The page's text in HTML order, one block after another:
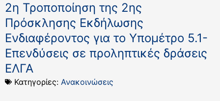
2η Τροποποίηση της 2ης
Πρόσκλησης Εκδήλωσης
Ενδιαφέροντος για το Υπομέτρο 5.1-
Επενδύσεις σε προληπτικές δράσεις
ΕΛΓΑ
Κατηγορίες: Ανακοινώσεις